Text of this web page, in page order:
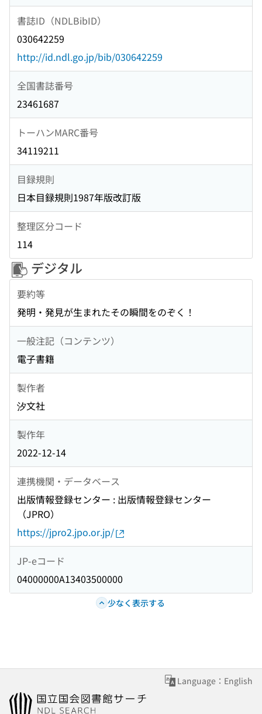
書誌ID（NDLBibID）
030642259
http://id.ndl.go.jp/bib/030642259
全国書誌番号
23461687
トーハンMARC番号
34119211
目録規則
日本目録規則1987年版改訂版
整理区分コード
114
デジタル
要約等
発明・発見が生まれたその瞬間をのぞく！
一般注記（コンテンツ）
電子書籍
製作者
汐文社
製作年
2022-12-14
連携機関・データベース
出版情報登録センター : 出版情報登録センター
（JPRO）
https://jpro2.jpo.or.jp/
JP-eコード
04000000A13403500000
少なく表示する
Language：English